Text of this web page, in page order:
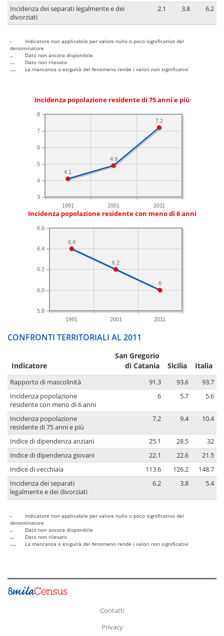
Incidenza dei separati legalmente e dei
divorziati
2.1 3.8 6.2
-
Indicatore non applicabile per valore nullo o poco significativo del
denominatore
..
Dato non ancora disponibile
...
Dato non rilevato
....
La mancanza o esiguità del fenomeno rende i valori non significativi
Incidenza popolazione residente di 75 anni e più
1991 2001 2011
3
4
5
6
7
8
7.2
4.9
4.1
Incidenza popolazione residente con meno di 6 anni
1991 2001 2011
5.8
6.0
6.2
6.4
6.6
6
6.2
6.4
CONFRONTI TERRITORIALI AL 2011
Indicatore
San Gregorio
di Catania
Sicilia Italia
Rapporto di mascolinità 91.3 93.6
93.7
Incidenza popolazione
residente con meno di 6 anni
6 5.7 5.6
Incidenza popolazione
residente di 75 anni e più
7.2 9.4 10.4
Indice di dipendenza anziani 25.1 28.5
32
Indice di dipendenza giovani
22.1 22.6
21.5
Indice di vecchiaia
113.6 126.2
148.7
Incidenza dei separati
legalmente e dei divorziati
6.2 3.8 5.4
-
Indicatore non applicabile per valore nullo o poco significativo del
denominatore
..
Dato non ancora disponibile
...
Dato non rilevato
....
La mancanza o esiguità del fenomeno rende i valori non significativi
Contatti
Privacy